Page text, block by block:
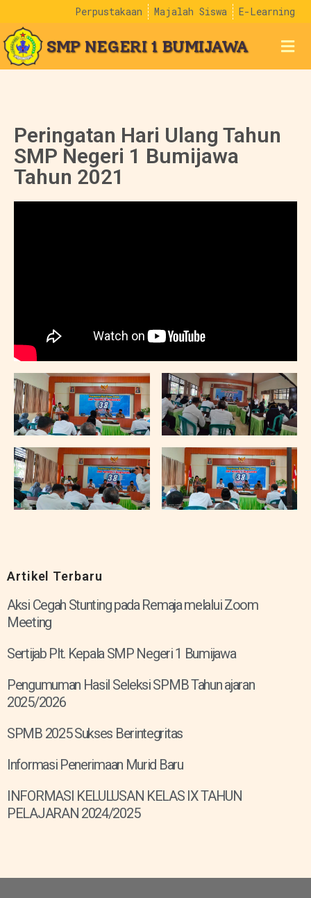
Perpustakaan Majalah Siswa E-Learning
SMP NEGERI 1 BUMIJAWA
Artikel Terbaru
Aksi Cegah Stunting pada Remaja melalui Zoom
Meeting
Sertijab Plt. Kepala SMP Negeri 1 Bumijawa
Pengumuman Hasil Seleksi SPMB Tahun ajaran
2025/2026
SPMB 2025 Sukses Berintegritas
Informasi Penerimaan Murid Baru
INFORMASI KELULUSAN KELAS IX TAHUN
PELAJARAN 2024/2025
Peringatan Hari Ulang Tahun
SMP Negeri 1 Bumijawa
Tahun 2021